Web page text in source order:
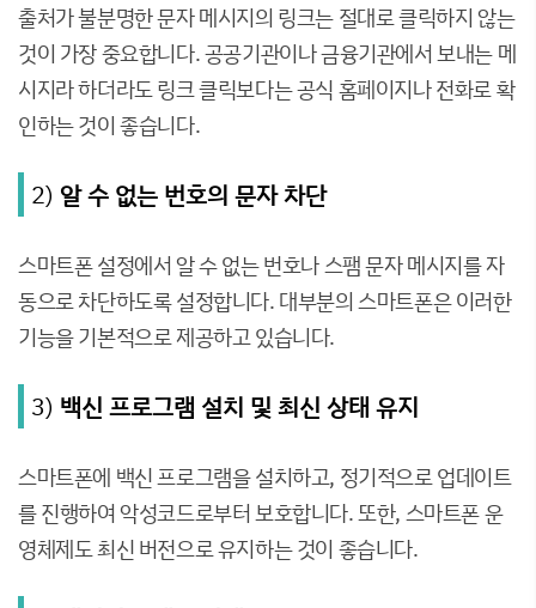
출처가 불분명한 문자 메시지의 링크는 절대로 클릭하지 않는
것이 가장 중요합니다. 공공기관이나 금융기관에서 보내는 메
시지라 하더라도 링크 클릭보다는 공식 홈페이지나 전화로 확
인하는 것이 좋습니다.
2) 알 수 없는 번호의 문자 차단
스마트폰 설정에서 알 수 없는 번호나 스팸 문자 메시지를 자
동으로 차단하도록 설정합니다. 대부분의 스마트폰은 이러한
기능을 기본적으로 제공하고 있습니다.
3) 백신 프로그램 설치 및 최신 상태 유지
스마트폰에 백신 프로그램을 설치하고, 정기적으로 업데이트
를 진행하여 악성코드로부터 보호합니다. 또한, 스마트폰 운
영체제도 최신 버전으로 유지하는 것이 좋습니다.